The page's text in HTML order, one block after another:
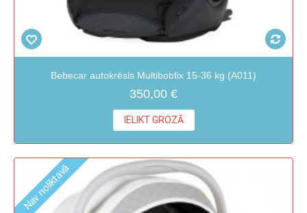
Bebecar autokrēsls Multibobfix 15-36 kg (A011)
350,00 €
IELIKT GROZĀ
Nav noliktavā